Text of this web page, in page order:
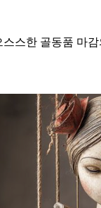
스한 골동품 마